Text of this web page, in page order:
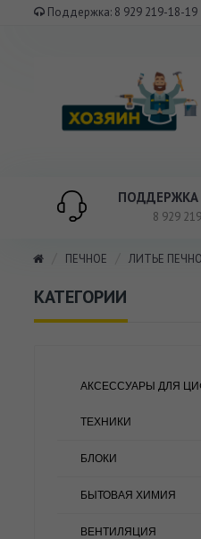
Поддержка: 8 929 219-18-19
ПОДДЕРЖКА
8 929
ПЕЧНОЕ ЛИТЬЕ
КАТЕГОРИИ
АКСЕССУАРЫ ДЛЯ
ТЕХНИКИ
БЛОКИ
БЫТОВАЯ ХИМИЯ
ВЕНТИЛЯЦИЯ